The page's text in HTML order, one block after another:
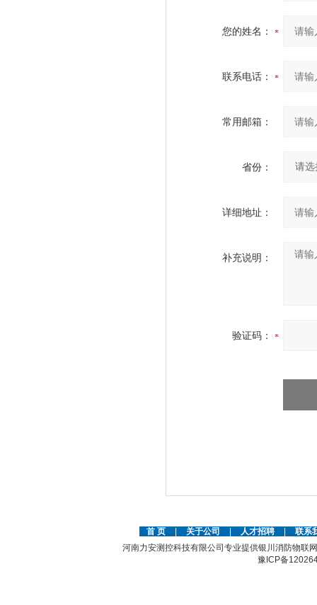
您的姓名：
联系电话：
常用邮箱：
省份：
详细地址：
补充说明：
验证码：
首 页 关于公司 人才招聘
联系
河南力安测控科技有限公司专业提供银川消防物联
豫ICP备